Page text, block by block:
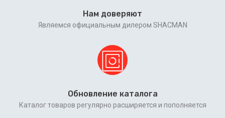
Нам доверяют
Являемся официальным дилером SHACMAN
Обновление каталога
Каталог товаров регулярно расширяется и пополняется